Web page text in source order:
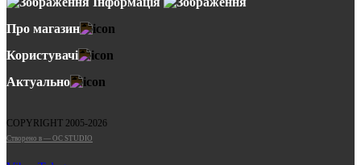
Про магазин
Користувачі
Актуально
COPYRIGHT 2005-2026
Cтворено в — OC STUDIO